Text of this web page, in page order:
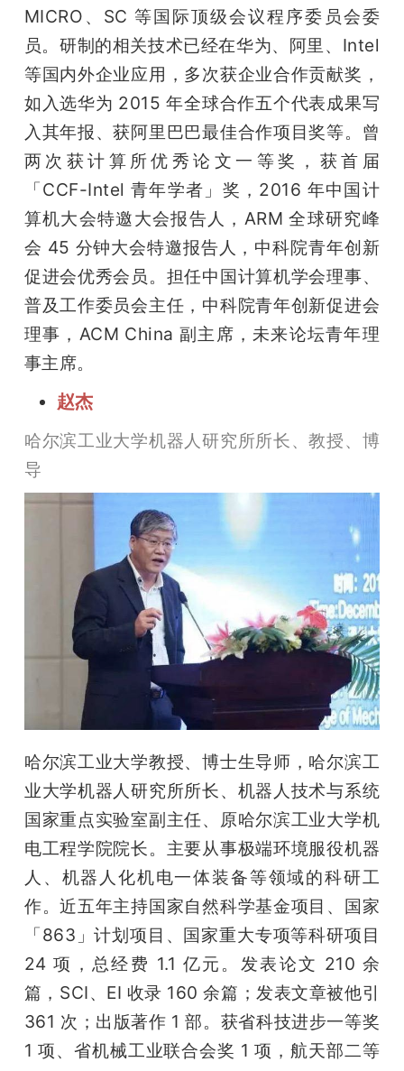
MICRO、SC 等国际顶级会议程序委员会委
员。研制的相关技术已经在华为、阿里、Intel
等国内外企业应用，多次获企业合作贡献奖，
如入选华为 2015 年全球合作五个代表成果写
入其年报、获阿里巴巴最佳合作项目奖等。曾
两次获计算所优秀论文一等奖，获首届
「CCF-Intel 青年学者」奖，2016 年中国计
算机大会特邀大会报告人，ARM 全球研究峰
会 45 分钟大会特邀报告人，中科院青年创新
促进会优秀会员。担任中国计算机学会理事、
普及工作委员会主任，中科院青年创新促进会
理事，ACM China 副主席，未来论坛青年理
事主席。
赵杰
哈尔滨工业大学机器人研究所所长、教授、博
导
哈尔滨工业大学教授、博士生导师，哈尔滨工
业大学机器人研究所所长、机器人技术与系统
国家重点实验室副主任、原哈尔滨工业大学机
电工程学院院长。主要从事极端环境服役机器
人、机器人化机电一体装备等领域的科研工
作。近五年主持国家自然科学基金项目、国家
「863」计划项目、国家重大专项等科研项目
24 项，总经费 1.1 亿元。发表论文 210 余
篇，SCI、EI 收录 160 余篇；发表文章被他引
361 次；出版著作 1 部。获省科技进步一等奖
1 项、省机械工业联合会奖 1 项，航天部二等